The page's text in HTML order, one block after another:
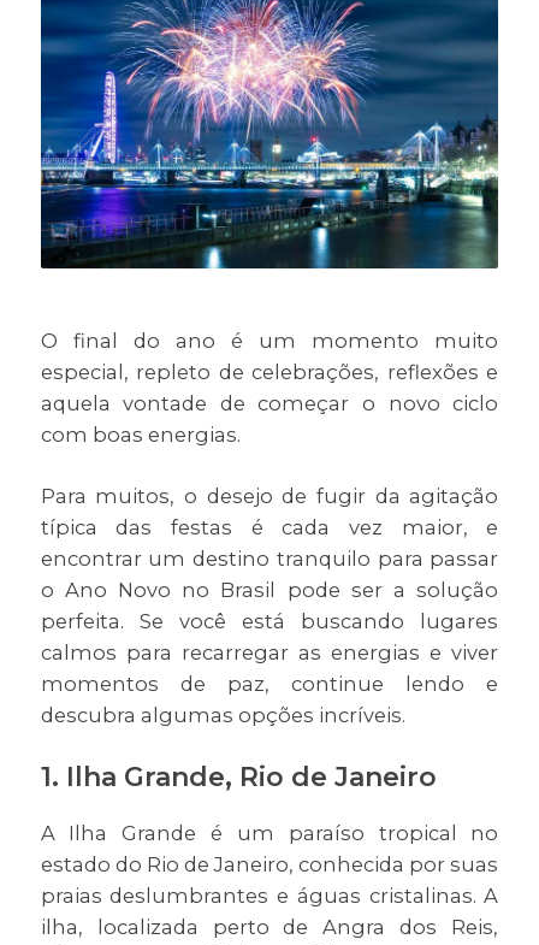
O final do ano é um momento muito
especial, repleto de celebrações, reflexões e
aquela vontade de começar o novo ciclo
com boas energias.
Para muitos, o desejo de fugir da agitação
típica das festas é cada vez maior, e
encontrar um destino tranquilo para passar
o Ano Novo no Brasil pode ser a solução
perfeita. Se você está buscando lugares
calmos para recarregar as energias e viver
momentos de paz, continue lendo e
descubra algumas opções incríveis.
1. Ilha Grande, Rio de Janeiro
A Ilha Grande é um paraíso tropical no
estado do Rio de Janeiro, conhecida por suas
praias deslumbrantes e águas cristalinas. A
ilha, localizada perto de Angra dos Reis,